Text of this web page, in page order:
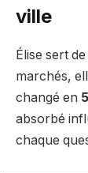
ville
Élise sert
marchés,
changé en
absorbé
chaque